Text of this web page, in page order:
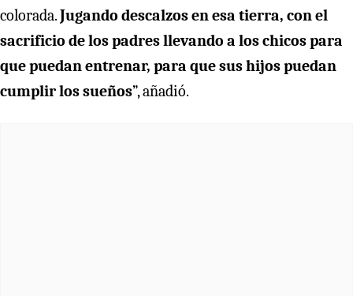
colorada.Jugando descalzos en esa tierra, con el
sacrificio de los padres llevando a los chicos para
que puedan entrenar, para que sus hijos puedan
cumplir los sueños”, añadió.